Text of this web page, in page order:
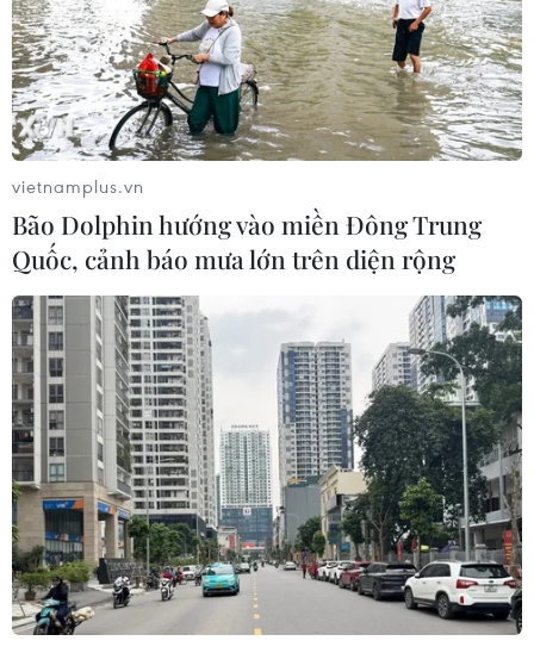
vietnamplus.vn
Bão Dolphin hướng vào miền Đông Trung
Quốc, cảnh báo mưa lớn trên diện rộng